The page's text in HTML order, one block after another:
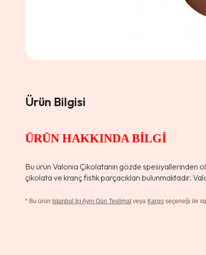
Ürün Bilgisi
ÜRÜN HAKKINDA BİLGİ
Bu ürün Valonia Çikolatanın gözde spesiyallerinden
çikolata ve kranç fıstık parçacıkları bulunmaktadır.
* Bu ürün İstanbul İçi Aynı Gün Teslimatveya Kargo seçeneği ile